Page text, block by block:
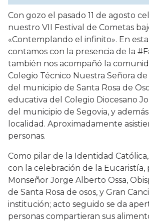
Con gozo el pasado 11 de agosto
nuestro VII Festival de Cometas
«Contemplando el infinito». En
contamos con la presencia de la
también nos acompañó la
Colegio Técnico Nuestra Señora de
del municipio de Santa Rosa de
educativa del Colegio Diocesano
del municipio de Segovia, y
localidad. Aproximadamente
personas.
Como pilar de la Identidad
con la celebración de la
Monseñor Jorge Alberto Ossa,
de Santa Rosa de osos, y Gran
institución; acto seguido se da
personas compartieran sus